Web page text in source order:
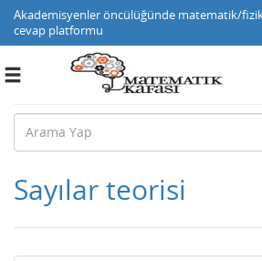
Akademisyenler öncülüğünde matematik/
cevap platformu
Toggle
Sayılar teorisi